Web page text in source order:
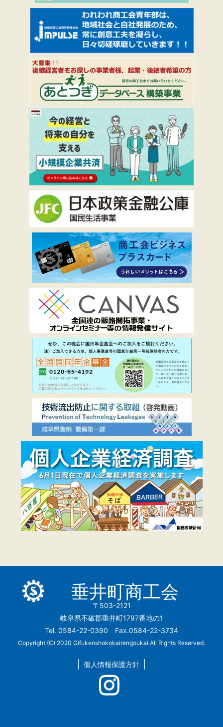
垂井町商工会
〒503-2121
岐阜県不破郡垂井町1797番地の1
Tel. 0584-22-0390 Fax.0584-22-3734
Copyright (C) 2020 Gifukenshokokairengoukai All Rights Reserved.
個人情報保護方針